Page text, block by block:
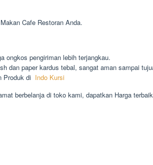
Cafe Restoran Anda.
ongkos pengiriman lebih terjangkau.
dan paper kardus tebal, sangat aman sampai
Produk di Indo Kursi
berbelanja di toko kami, dapatkan Harga